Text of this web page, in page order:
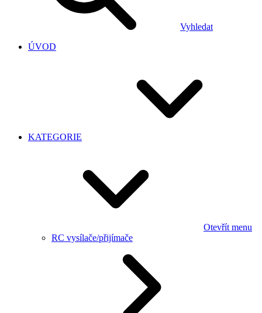
Vyhledat
ÚVOD
KATEGORIE
Otevřít menu
RC vysílače/přijímače